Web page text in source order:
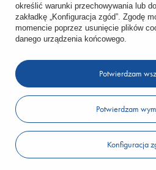
KONTO
KONTAKT
określić warunki przechowywania lub
zakładkę „Konfiguracja zgód”. Zgodę
momencie poprzez usunięcie plików
danego urządzenia końcowego.
Potwierdzam
Konfiguracja
Potwierdzam